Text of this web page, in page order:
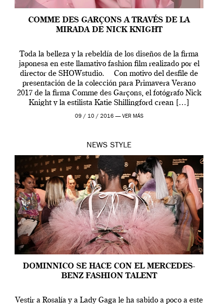
COMME DES GARÇONS A TRAVÉS DE LA
MIRADA DE NICK KNIGHT
Toda la belleza y la rebeldía de los diseños de la firma
japonesa en este llamativo fashion film realizado por el
director de SHOWstudio. Con motivo del desfile de
presentación de la colección para Primavera Verano
2017 de la firma Comme des Garçons, el fotógrafo Nick
Knight y la estilista Katie Shillingford crean […]
09 / 10 / 2016 — VER MÁS
NEWS STYLE
DOMINNICO SE HACE CON EL MERCEDES-
BENZ FASHION TALENT
Vestir a Rosalía y a Lady Gaga le ha sabido a poco a este